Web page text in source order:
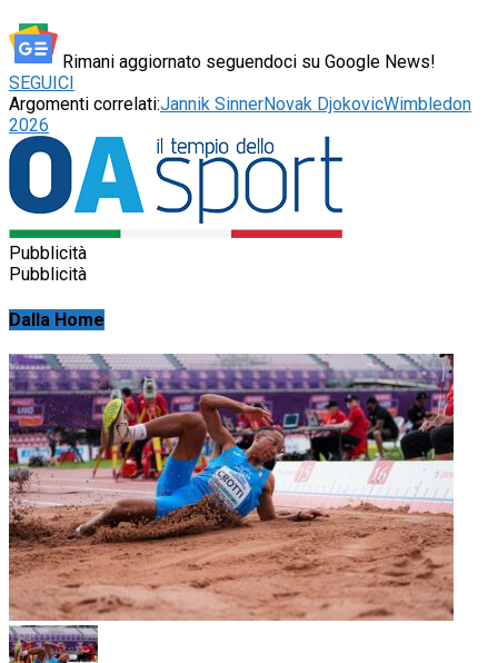
Rimani aggiornato seguendoci su Google News!
SEGUICI
Argomenti correlati:Jannik SinnerNovak DjokovicWimbledon
2026
Pubblicità
Pubblicità
Dalla Home